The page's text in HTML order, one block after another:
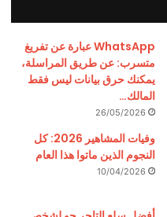
WhatsApp عبارة عن تفريغ
متسرب: عن طريق المراسلة،
يمكنك حرق بيانات ليس فقط
المالك…
26/05/2026
وفيات المشاهير 2026: كل
النجوم الذين ماتوا هذا العام
10/04/2026